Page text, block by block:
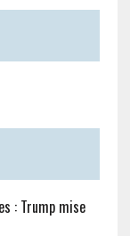
: Trump mise